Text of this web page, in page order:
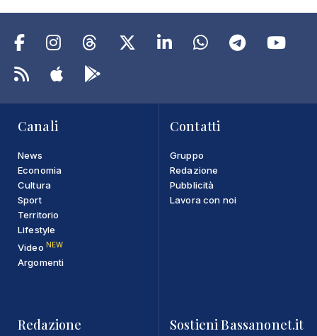
Canali
News
Economia
Cultura
Sport
Territorio
Lifestyle
Video NEW
Argomenti
Contatti
Gruppo
Redazione
Pubblicità
Lavora con noi
Redazione Sostieni Bassanonet.it